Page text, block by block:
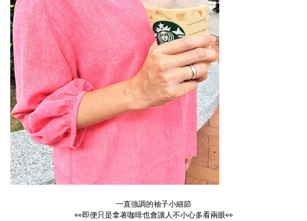
一直強調的袖子小細節
👀即便只是拿著咖啡也會讓人不小心多看兩眼👀